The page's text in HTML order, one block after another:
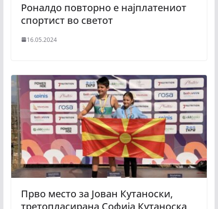
Роналдо повторно е најплатениот
спортист во светот
16.05.2024
Прво место за Јован Кутаноски,
третопласирана Софија Кутаноска